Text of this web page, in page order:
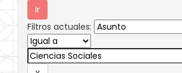
Filtros actuales: